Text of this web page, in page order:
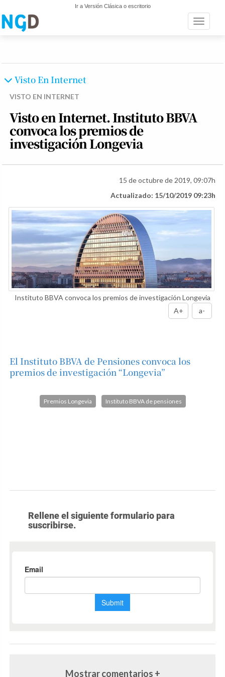
Ir a Versión Clásica o escritorio
Toggle
Visto En Internet
VISTO EN INTERNET
Visto en Internet. Instituto BBVA
convoca los premios de
investigación Longevia
15 de octubre de 2019, 09:07h
Actualizado: 15/10/2019 09:23h
Instituto BBVA convoca los premios de investigación Longevia
A+
a-
El Instituto BBVA de Pensiones convoca los
premios de investigación “Longevia”
Premios Longevia Instituto BBVA de pensiones
Rellene el siguiente formulario para
suscribirse.
Mostrar comentarios +